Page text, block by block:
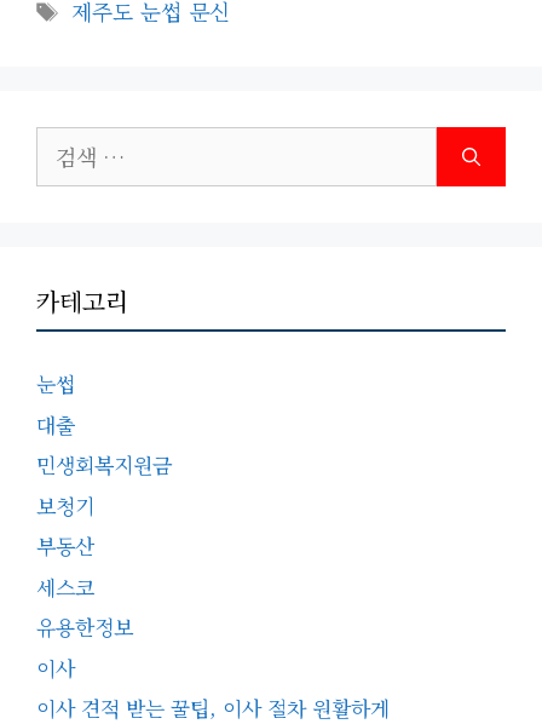
고
제주도 눈썹 문신
색:
카테고리
눈썹
대출
민생회복지원금
보청기
부동산
세스코
유용한정보
이사
이사 견적 받는 꿀팁, 이사 절차 원활하게